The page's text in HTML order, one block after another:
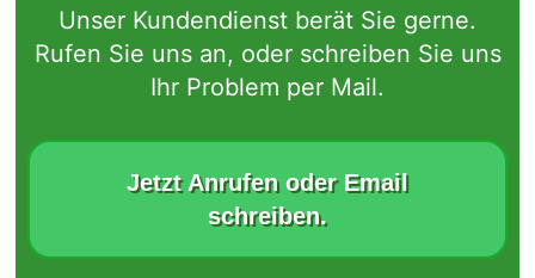
Unser Kundendienst berät Sie gerne.
Rufen Sie uns an, oder schreiben Sie uns
Ihr Problem per Mail.
Jetzt Anrufen oder Email
schreiben.